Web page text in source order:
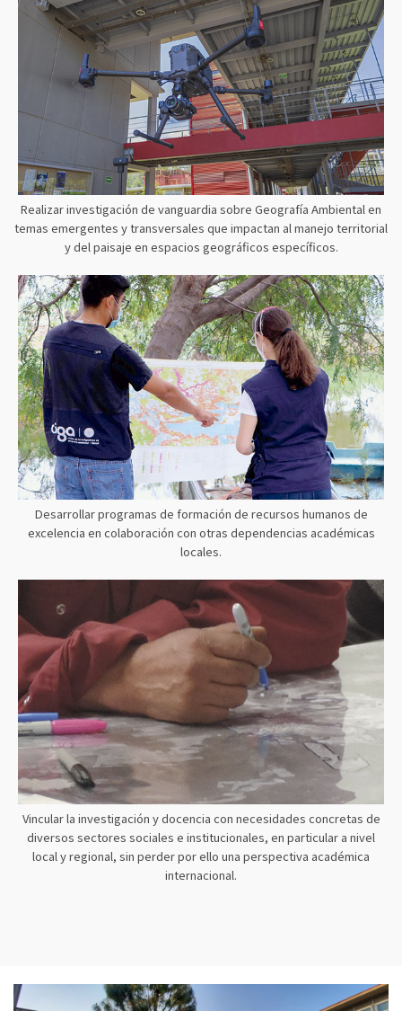
Realizar investigación de vanguardia sobre Geografía Ambiental en
temas emergentes y transversales que impactan al manejo territorial
y del paisaje en espacios geográficos específicos.
Desarrollar programas de formación de recursos humanos de
excelencia en colaboración con otras dependencias académicas
locales.
Vincular la investigación y docencia con necesidades concretas de
diversos sectores sociales e institucionales, en particular a nivel
local y regional, sin perder por ello una perspectiva académica
internacional.